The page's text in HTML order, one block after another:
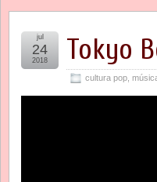
Tokyo
cultura pop
jul
24
2018